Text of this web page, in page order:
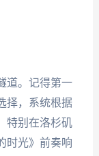
道。记得第一
择，系统根据
特别在洛杉矶
时光》前奏响